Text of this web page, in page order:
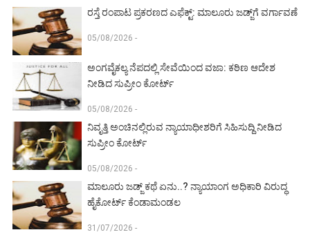
ರಸ್ತೆ ರಂಪಾಟ ಪ್ರಕರಣದ ಎಫೆಕ್ಟ್‌: ಮಾಲೂರು ಜಡ್ಜ್‌ಗೆ ವರ್ಗಾವಣೆ
05/08/2026 -
ಅಂಗವೈಕಲ್ಯ ನೆಪದಲ್ಲಿ ಸೇವೆಯಿಂದ ವಜಾ: ಕಠಿಣ ಆದೇಶ
ನೀಡಿದ ಸುಪ್ರೀಂ ಕೋರ್ಟ್‌
05/08/2026 -
ನಿವೃತ್ತಿ ಅಂಚಿನಲ್ಲಿರುವ ನ್ಯಾಯಾಧೀಶರಿಗೆ ಸಿಹಿಸುದ್ದಿ ನೀಡಿದ
ಸುಪ್ರೀಂ ಕೋರ್ಟ್‌
05/08/2026 -
ಮಾಲೂರು ಜಡ್ಜ್‌ ಕಥೆ ಏನು..? ನ್ಯಾಯಾಂಗ ಅಧಿಕಾರಿ ವಿರುದ್ಧ
ಹೈಕೋರ್ಟ್ ಕೆಂಡಾಮಂಡಲ
31/07/2026 -